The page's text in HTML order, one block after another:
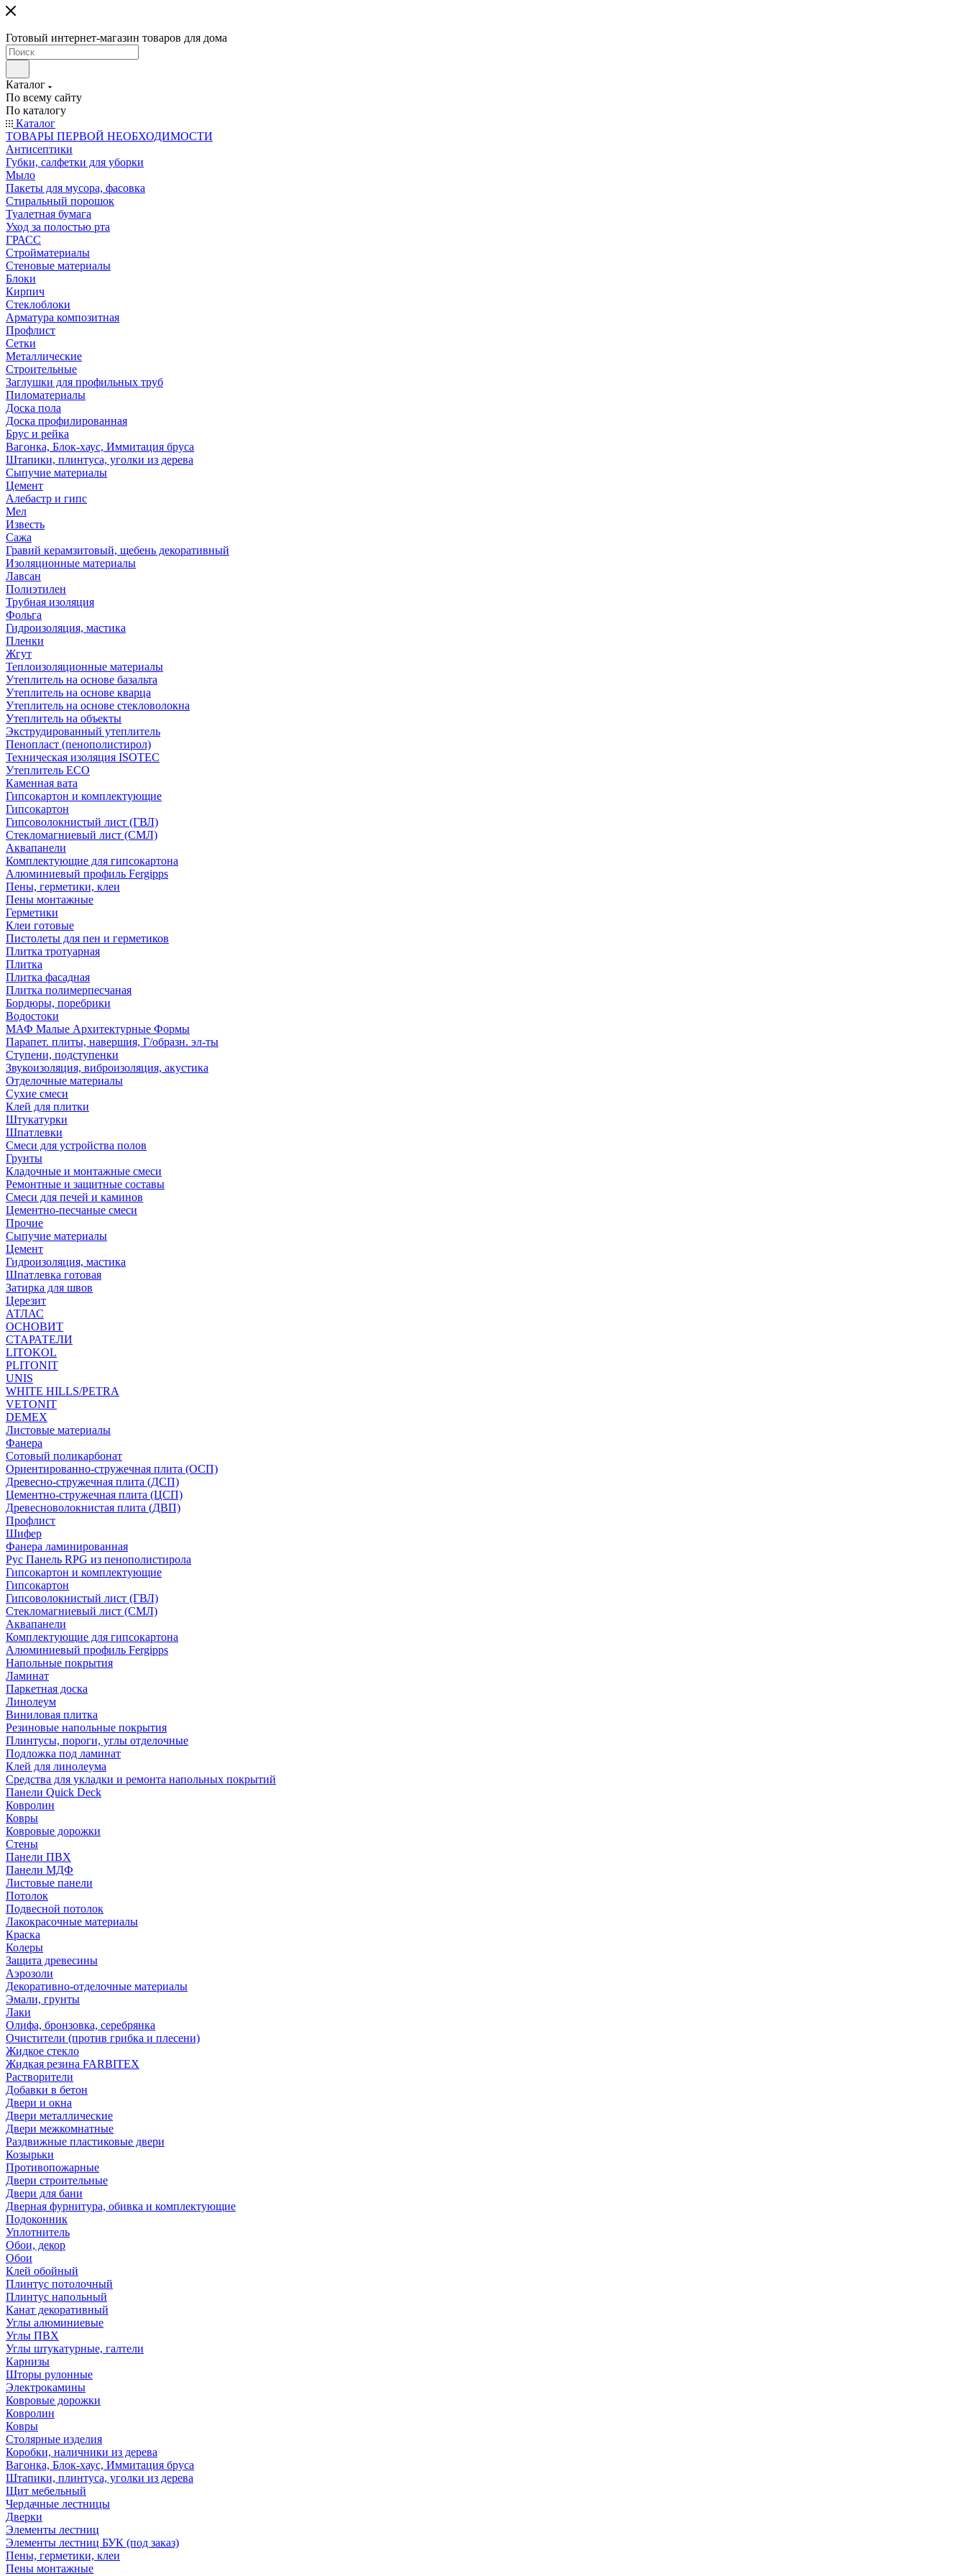
Готовый интернет-магазин товаров для дома
Каталог
По всему сайту
По каталогу
Каталог
ТОВАРЫ ПЕРВОЙ НЕОБХОДИМОСТИ
Антисептики
Губки, салфетки для уборки
Мыло
Пакеты для мусора, фасовка
Стиральный порошок
Туалетная бумага
Уход за полостью рта
ГРАСС
Стройматериалы
Стеновые материалы
Блоки
Кирпич
Стеклоблоки
Арматура композитная
Профлист
Сетки
Металлические
Строительные
Заглушки для профильных труб
Пиломатериалы
Доска пола
Доска профилированная
Брус и рейка
Вагонка, Блок-хаус, Иммитация бруса
Штапики, плинтуса, уголки из дерева
Сыпучие материалы
Цемент
Алебастр и гипс
Мел
Известь
Сажа
Гравий керамзитовый, щебень декоративный
Изоляционные материалы
Лавсан
Полиэтилен
Трубная изоляция
Фольга
Гидроизоляция, мастика
Пленки
Жгут
Теплоизоляционные материалы
Утеплитель на основе базальта
Утеплитель на основе кварца
Утеплитель на основе стекловолокна
Утеплитель на объекты
Экструдированный утеплитель
Пенопласт (пенополистирол)
Техническая изоляция ISOTEC
Утеплитель ECO
Каменная вата
Гипсокартон и комплектующие
Гипсокартон
Гипсоволокнистый лист (ГВЛ)
Стекломагниевый лист (СМЛ)
Аквапанели
Комплектующие для гипсокартона
Алюминиевый профиль Fergipps
Пены, герметики, клеи
Пены монтажные
Герметики
Клеи готовые
Пистолеты для пен и герметиков
Плитка тротуарная
Плитка
Плитка фасадная
Плитка полимерпесчаная
Бордюры, поребрики
Водостоки
МАФ Малые Архитектурные Формы
Парапет. плиты, навершия, Г/образн. эл-ты
Ступени, подступенки
Звукоизоляция, виброизоляция, акустика
Отделочные материалы
Сухие смеси
Клей для плитки
Штукатурки
Шпатлевки
Смеси для устройства полов
Грунты
Кладочные и монтажные смеси
Ремонтные и защитные составы
Смеси для печей и каминов
Цементно-песчаные смеси
Прочие
Сыпучие материалы
Цемент
Гидроизоляция, мастика
Шпатлевка готовая
Затирка для швов
Церезит
АТЛАС
ОСНОВИТ
СТАРАТЕЛИ
LITOKOL
PLITONIT
UNIS
WHITE HILLS/PETRA
VETONIT
DEMEX
Листовые материалы
Фанера
Сотовый поликарбонат
Ориентированно-стружечная плита (ОСП)
Древесно-стружечная плита (ДСП)
Цементно-стружечная плита (ЦСП)
Древесноволокнистая плита (ДВП)
Профлист
Шифер
Фанера ламинированная
Рус Панель RPG из пенополистирола
Гипсокартон и комплектующие
Гипсокартон
Гипсоволокнистый лист (ГВЛ)
Стекломагниевый лист (СМЛ)
Аквапанели
Комплектующие для гипсокартона
Алюминиевый профиль Fergipps
Напольные покрытия
Ламинат
Паркетная доска
Линолеум
Виниловая плитка
Резиновые напольные покрытия
Плинтусы, пороги, углы отделочные
Подложка под ламинат
Клей для линолеума
Средства для укладки и ремонта напольных покрытий
Панели Quick Deck
Ковролин
Ковры
Ковровые дорожки
Стены
Панели ПВХ
Панели МДФ
Листовые панели
Потолок
Подвесной потолок
Лакокрасочные материалы
Краска
Колеры
Защита древесины
Аэрозоли
Декоративно-отделочные материалы
Эмали, грунты
Лаки
Олифа, бронзовка, серебрянка
Очистители (против грибка и плесени)
Жидкое стекло
Жидкая резина FARBITEX
Растворители
Добавки в бетон
Двери и окна
Двери металлические
Двери межкомнатные
Раздвижные пластиковые двери
Козырьки
Противопожарные
Двери строительные
Двери для бани
Дверная фурнитура, обивка и комплектующие
Подоконник
Уплотнитель
Обои, декор
Обои
Клей обойный
Плинтус потолочный
Плинтус напольный
Канат декоративный
Углы алюминиевые
Углы ПВХ
Углы штукатурные, галтели
Карнизы
Шторы рулонные
Электрокамины
Ковровые дорожки
Ковролин
Ковры
Столярные изделия
Коробки, наличники из дерева
Вагонка, Блок-хаус, Иммитация бруса
Штапики, плинтуса, уголки из дерева
Щит мебельный
Чердачные лестницы
Дверки
Элементы лестниц
Элементы лестниц БУК (под заказ)
Пены, герметики, клеи
Пены монтажные